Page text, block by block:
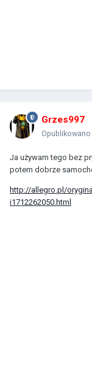
Grzes997
Opublikowano
Ja używam tego bez
potem dobrze
http://allegro.pl/
i1712262050.html